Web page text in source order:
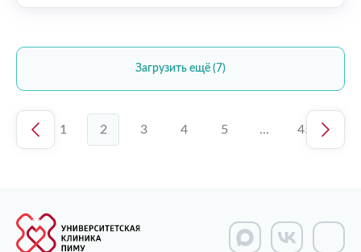
Загрузить ещё (7)
1 2 3 4 5 ... 45